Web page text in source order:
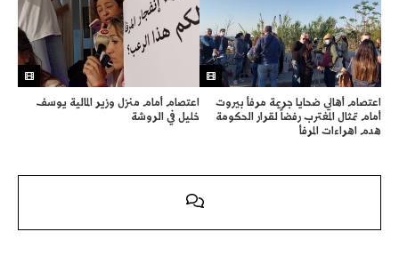
اعتصام أهالي ضحايا جريمة مرفأ بيروت
أمام تمثال المغترب رفضاً لقرار الحكومة
هدم اهراءات المرفأ
اعتصام أمام منزل وزير المالية يوسف
خليل في الروشة